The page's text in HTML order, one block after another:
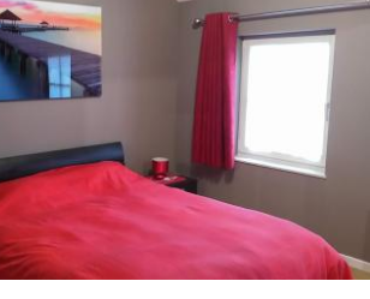
KV 1330
physique loue chambre(lit double) dans une
étudiant(e), stagiaire sérieux(se) et
de douche privatisée, TV, Wi-fi, fitness, grand
linge, parking privé. Endroit calme, idéal pour
étudier. A 8 min...